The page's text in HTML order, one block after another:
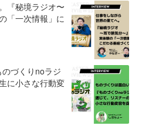
『秘境ラジオ〜
「一次情報」に
づくりnoラジ
に小さな行動変